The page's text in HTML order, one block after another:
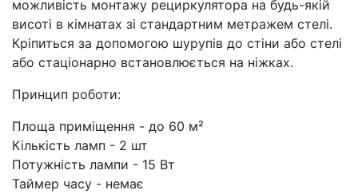
можливість монтажу рециркулятора на будь-якій
висоті в кімнатах зі стандартним метражем стелі.
Кріпиться за допомогою шурупів до стіни або стелі
або стаціонарно встановлюється на ніжках.
Принцип роботи:
Площа приміщення - до 60 м²
Кількість ламп - 2 шт
Потужність лампи - 15 Вт
Таймер часу - немає